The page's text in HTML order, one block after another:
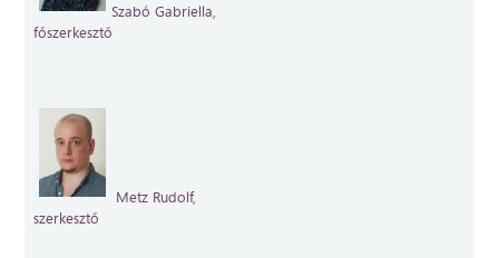
Szabó Gabriella,
főszerkesztő
Metz Rudolf,
szerkesztő